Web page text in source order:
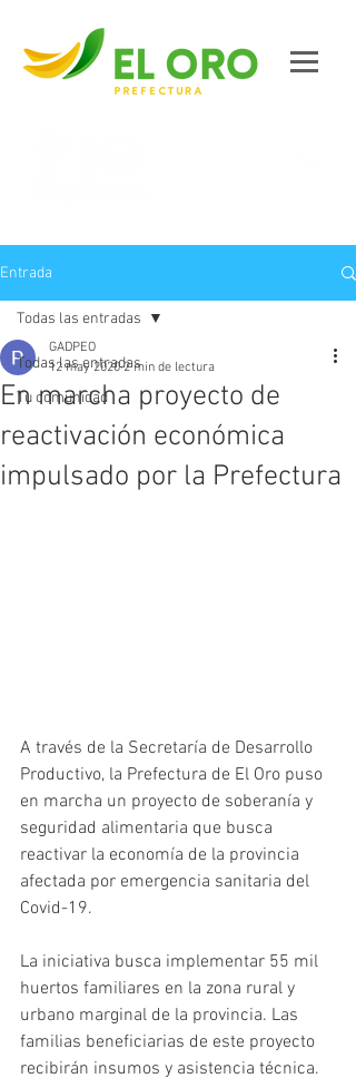
Entrada
Todas las entradas
Tu comunidad
Todas las entradas
En marcha proyecto de
reactivación económica
impulsado por la Prefectura
GADPEO
12 may 2020 2 min de lectura
A través de la Secretaría de Desarrollo
Productivo, la Prefectura de El Oro puso
en marcha un proyecto de soberanía y
seguridad alimentaria que busca
reactivar la economía de la provincia
afectada por emergencia sanitaria del
Covid-19.
La iniciativa busca implementar 55 mil
huertos familiares en la zona rural y
urbano marginal de la provincia. Las
familias beneficiarias de este proyecto
recibirán insumos y asistencia técnica.